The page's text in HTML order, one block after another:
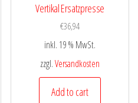
Vertikal Ersatzpresse
€36,94
inkl. 19 % MwSt.
zzgl.Versandkosten
Add to cart